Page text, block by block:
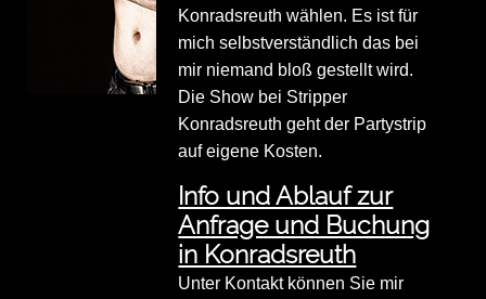
Konradsreuth wählen. Es ist für
mich selbstverständlich das bei
mir niemand bloß gestellt wird.
Die Show bei Stripper
Konradsreuth geht der Partystrip
auf eigene Kosten.
Info und Ablauf zur
Anfrage und Buchung
in Konradsreuth
Unter Kontakt können Sie mir